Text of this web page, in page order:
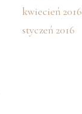
kwiecień 2016
styczeń 2016